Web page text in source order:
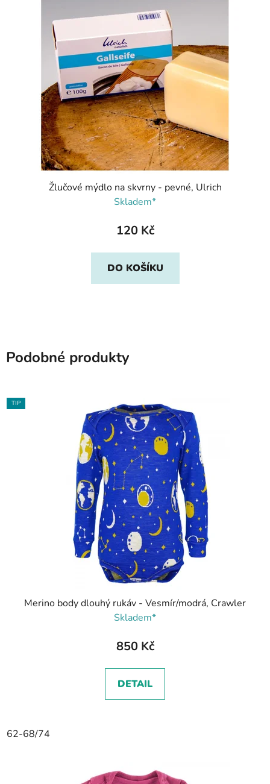
Žlučové mýdlo na skvrny - pevné, Ulrich
Skladem*
120 Kč
DO KOŠÍKU
Podobné produkty
TIP
Merino body dlouhý rukáv - Vesmír/modrá, Crawler
Skladem*
850 Kč
DETAIL
62-68/74